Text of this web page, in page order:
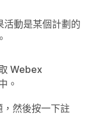
動是某個計劃的
Webex
。
然後按一下註